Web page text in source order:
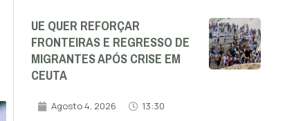
UE QUER REFORÇAR
FRONTEIRAS E REGRESSO DE
MIGRANTES APÓS CRISE EM
CEUTA
Agosto 4, 2026 13:30